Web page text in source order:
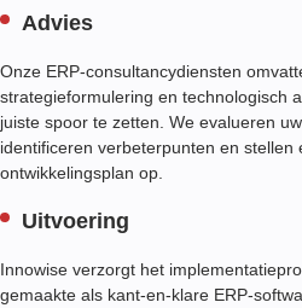
Advies
Onze ERP-consultancydiensten
strategieformulering en technologisch
juiste spoor te zetten. We evalueren
identificeren verbeterpunten en stellen
ontwikkelingsplan op.
Uitvoering
Innowise verzorgt het
gemaakte als kant-en-klare ERP-